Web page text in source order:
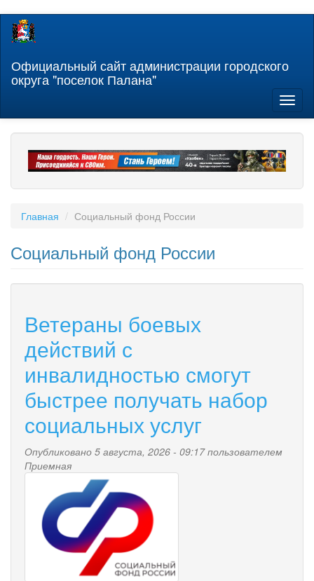
Перейти
содержанию
Официальный сайт администрации городского
округа "поселок Палана"
Главная Социальный фонд России
Социальный фонд России
Ветераны боевых
действий с
инвалидностью смогут
быстрее получать набор
социальных услуг
Опубликовано 5 августа, 2026 - 09:17 пользователем
Приемная
pensionnyy_fond.png